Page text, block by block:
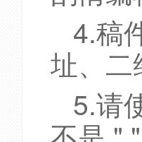
4.稿
址、
5.请